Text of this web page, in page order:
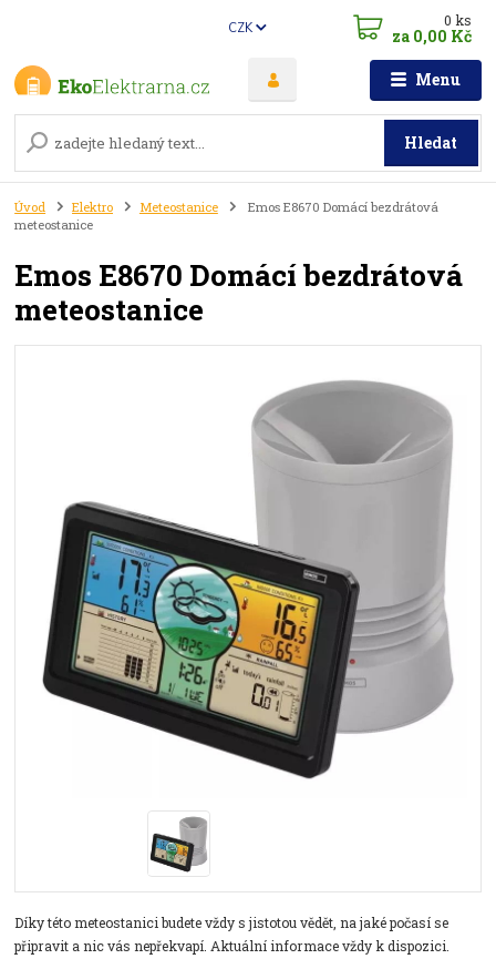
Menu
CZK
Hledat
0ks
za 0,00 Kč
Úvod Elektro Meteostanice
Emos E8670 Domácí bezdrátová
meteostanice
Emos E8670 Domácí bezdrátová
meteostanice
Díky této meteostanici budete vždy s jistotou vědět, na jaké počasí se
připravit a nic vás nepřekvapí. Aktuální informace vždy k dispozici.